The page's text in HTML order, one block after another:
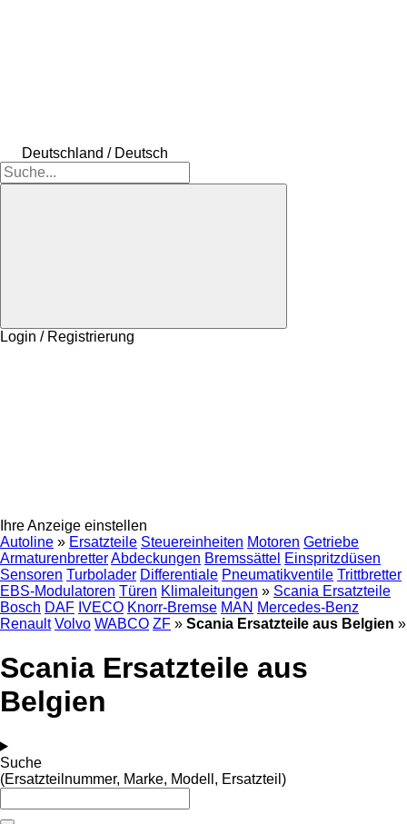
Deutschland / Deutsch
Login / Registrierung
Ihre Anzeige einstellen
Autoline » Ersatzteile Steuereinheiten Motoren Getriebe
ArmaturenbretterAbdeckungen Bremssättel Einspritzdüsen
Sensoren Turbolader Differentiale Pneumatikventile Trittbretter
EBS-Modulatoren Türen Klimaleitungen » Scania Ersatzteile
Bosch DAF IVECO Knorr-Bremse MAN Mercedes-Benz
Renault Volvo WABCO ZF » Scania Ersatzteile aus Belgien »
Scania Ersatzteile aus
Belgien
Suche
(Ersatzteilnummer, Marke, Modell, Ersatzteil)